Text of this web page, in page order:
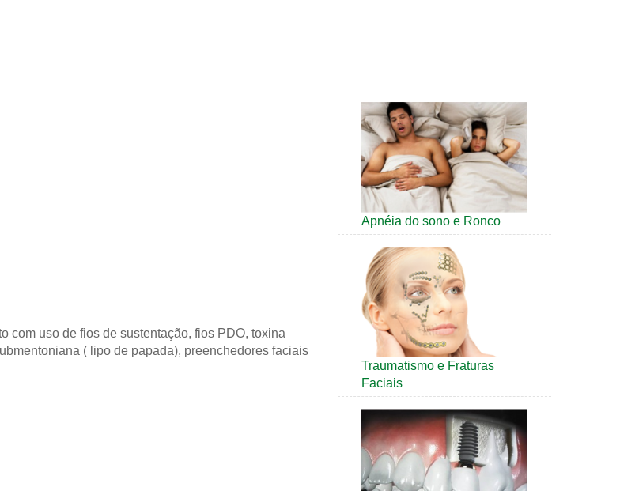
com uso de fios de sustentação, fios PDO, toxina
( lipo de papada), preenchedores faciais
Apnéia do sono e Ronco
Traumatismo e Fraturas
Faciais